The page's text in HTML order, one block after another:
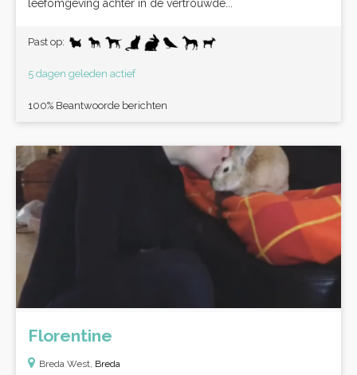
leefomgeving achter in de vertrouwde...
Past op:
5 dagen geleden actief
100% Beantwoorde berichten
Florentine
Breda West, Breda